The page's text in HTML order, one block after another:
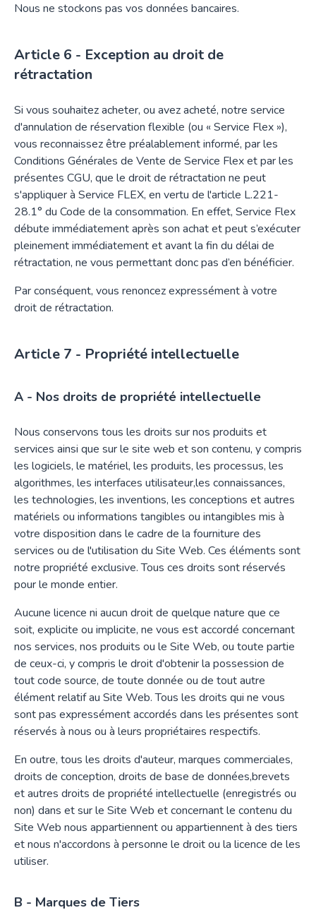
Nous ne stockons pas vos données bancaires.
Exception au droit de
rétractation
Si vous souhaitez acheter, ou avez acheté, notre service
d'annulation de réservation flexible (ou « Service Flex »),
vous reconnaissez être préalablement informé, par les
Conditions Générales de Vente de Service Flex et par les
présentes CGU, que le droit de rétractation ne peut
s'appliquer à Service FLEX, en vertu de l'article L.221-
28.1° du Code de la consommation. En effet, Service Flex
débute immédiatement après son achat et peut s’exécuter
pleinement immédiatement et avant la fin du délai de
rétractation, ne vous permettant donc pas d’en bénéficier.
Par conséquent, vous renoncez expressément à votre
droit de rétractation.
Propriété intellectuelle
A - Nos droits de propriété intellectuelle
Nous conservons tous les droits sur nos produits et
services ainsi que sur le site web et son contenu, y compris
les logiciels, le matériel, les produits, les processus, les
algorithmes, les interfaces utilisateur,les connaissances,
les technologies, les inventions, les conceptions et autres
matériels ou informations tangibles ou intangibles mis à
votre disposition dans le cadre de la fourniture des
services ou de l'utilisation du Site Web. Ces éléments sont
notre propriété exclusive. Tous ces droits sont réservés
pour le monde entier.
Aucune licence ni aucun droit de quelque nature que ce
soit, explicite ou implicite, ne vous est accordé concernant
nos services, nos produits ou le Site Web, ou toute partie
de ceux-ci, y compris le droit d'obtenir la possession de
tout code source, de toute donnée ou de tout autre
élément relatif au Site Web. Tous les droits qui ne vous
sont pas expressément accordés dans les présentes sont
réservés à nous ou à leurs propriétaires respectifs.
En outre, tous les droits d'auteur, marques commerciales,
droits de conception, droits de base de données,brevets
et autres droits de propriété intellectuelle (enregistrés ou
non) dans et sur le Site Web et concernant le contenu du
Site Web nous appartiennent ou appartiennent à des tiers
et nous n'accordons à personne le droit ou la licence de les
utiliser.
B - Marques de Tiers